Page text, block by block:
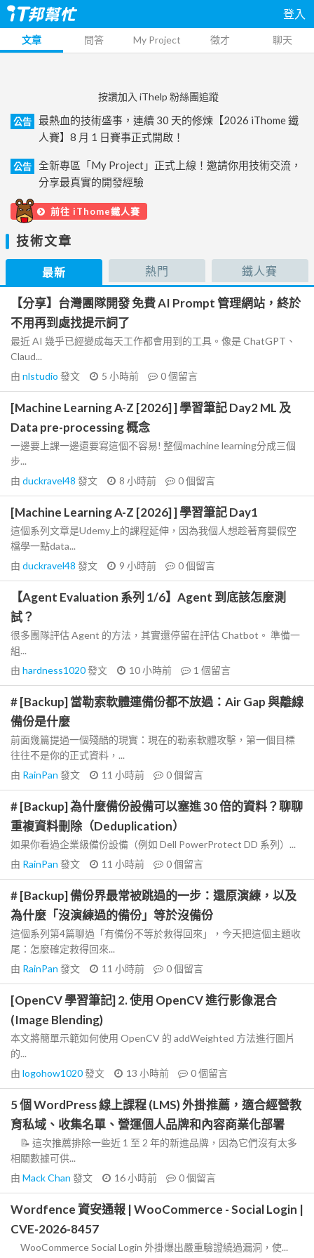
登入
文章 問答 My Project 徵才 聊天
按讚加入 iThelp 粉絲團追蹤
公告
最熱血的技術盛事，連續 30 天的修煉【2026 iThome 鐵
人賽】8 月 1 日賽事正式開啟！
公告
全新專區「My Project」正式上線！邀請你用技術交流，
分享最真實的開發經驗
前往 iThome鐵人賽
技術文章
最新 熱門 鐵人賽
【分享】台灣團隊開發 免費 AI Prompt 管理網站，終於
不用再到處找提示詞了
最近 AI 幾乎已經變成每天工作都會用到的工具。像是 ChatGPT、
Claud...
由 nlstudio 發文 5 小時前 0個留言
[Machine Learning A-Z [2026] ] 學習筆記 Day2 ML 及
Data pre-processing 概念
一邊要上課一邊還要寫這個不容易! 整個machine learning分成三個
步...
由 duckravel48 發文 8 小時前 0個留言
[Machine Learning A-Z [2026] ] 學習筆記 Day1
這個系列文章是Udemy上的課程延伸，因為我個人想趁著育嬰假空
檔學一點data...
由 duckravel48 發文 9 小時前 0個留言
【Agent Evaluation 系列 1/6】Agent 到底該怎麼測
試？
很多團隊評估 Agent 的方法，其實還停留在評估 Chatbot。 準備一
組...
由 hardness1020發文 10 小時前 1 個留言
# [Backup] 當勒索軟體連備份都不放過：Air Gap 與離線
備份是什麼
前面幾篇提過一個殘酷的現實：現在的勒索軟體攻擊，第一個目標
往往不是你的正式資料，...
由 RainPan 發文 11 小時前 0個留言
# [Backup] 為什麼備份設備可以塞進 30 倍的資料？聊聊
重複資料刪除（Deduplication）
如果你看過企業級備份設備（例如 Dell PowerProtect DD 系列）...
由 RainPan 發文 11 小時前 0個留言
# [Backup] 備份界最常被跳過的一步：還原演練，以及
為什麼「沒演練過的備份」等於沒備份
這個系列第4篇聊過「有備份不等於救得回來」，今天把這個主題收
尾：怎麼確定救得回來...
由 RainPan 發文 11 小時前 0個留言
[OpenCV 學習筆記] 2. 使用 OpenCV 進行影像混合
(Image Blending)
本文將簡單示範如何使用 OpenCV 的 addWeighted 方法進行圖片
的...
由 logohow1020發文 13 小時前 0個留言
5 個 WordPress 線上課程 (LMS) 外掛推薦，適合經營教
育私域、收集名單、營運個人品牌和內容商業化部署
📝 這次推薦排除一些近 1 至 2 年的新進品牌，因為它們沒有太多
相關數據可供...
由 Mack Chan 發文 16 小時前 0個留言
Wordfence 資安通報 | WooCommerce - Social Login |
CVE-2026-8457
WooCommerce Social Login 外掛爆出嚴重驗證繞過漏洞，使...